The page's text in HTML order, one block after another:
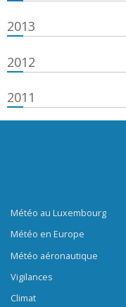
2013
2012
2011
Météo au Luxembourg
Météo en Europe
Météo aéronautique
Vigilances
Climat